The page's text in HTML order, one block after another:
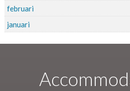
februari
januari